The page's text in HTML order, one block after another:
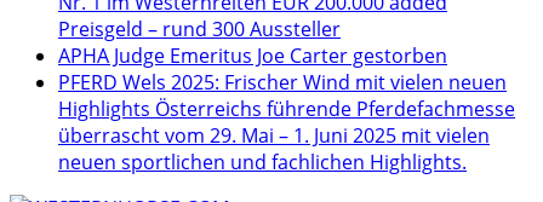
Preisgeld – rund 300 Aussteller
APHA Judge Emeritus Joe Carter gestorben
PFERD Wels 2025: Frischer Wind mit vielen neuen
Highlights Österreichs führende Pferdefachmesse
überrascht vom 29. Mai – 1. Juni 2025 mit vielen
neuen sportlichen und fachlichen Highlights.